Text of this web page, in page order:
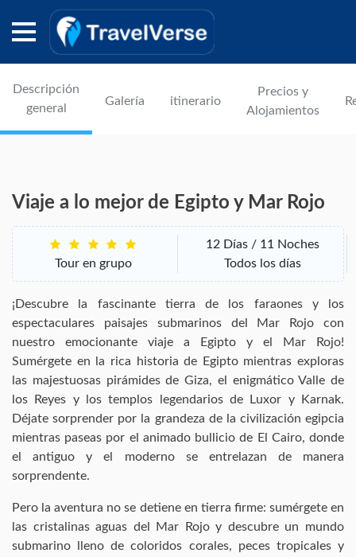
Descripción
general
Galería itinerario
Precios y
Alojamientos
Viaje a lo mejor de Egipto y Mar Rojo
12 Días / 11 Noches
Tour en grupo
Todos los días
¡Descubre la fascinante tierra de los faraones y los
espectaculares paisajes submarinos del Mar Rojo con
nuestro emocionante viaje a Egipto y el Mar Rojo!
Sumérgete en la rica historia de Egipto mientras exploras
las majestuosas pirámides de Giza, el enigmático Valle de
los Reyes y los templos legendarios de Luxor y Karnak.
Déjate sorprender por la grandeza de la civilización egipcia
mientras paseas por el animado bullicio de El Cairo, donde
el antiguo y el moderno se entrelazan de manera
sorprendente.
Pero la aventura no se detiene en tierra firme: sumérgete en
las cristalinas aguas del Mar Rojo y descubre un mundo
submarino lleno de coloridos corales, peces tropicales y